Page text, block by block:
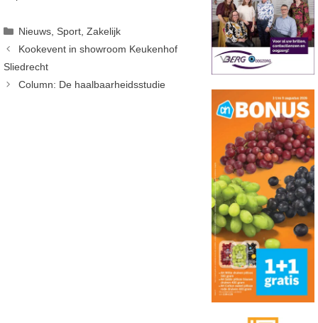
Categorieën
Nieuws, Sport,Zakelijk
Kookevent in showroom Keukenhof
Sliedrecht
Column: De haalbaarheidsstudie